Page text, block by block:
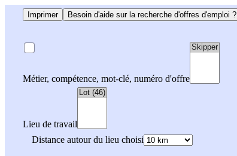
Imprimer Besoin d'aide sur la recherche d'offres d'emploi ?
Métier, compétence, mot-clé, numéro d'offre
Lieu de travail
Distance autour du lieu choisi